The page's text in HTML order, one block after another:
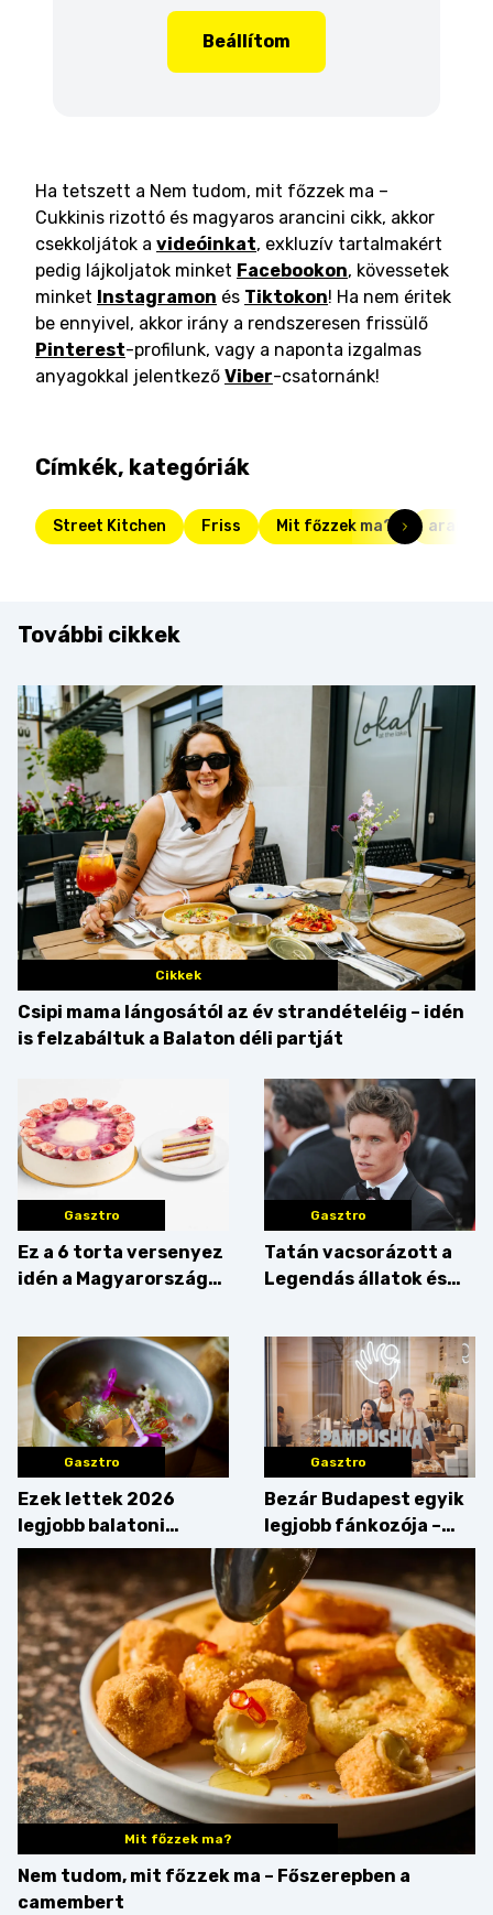
Beállítom
Ha tetszett a Nem tudom, mit főzzek ma –
Cukkinis rizottó és magyaros arancini cikk, akkor
csekkoljátok a videóinkat, exkluzív tartalmakért
pedig lájkoljatok minket Facebookon, kövessetek
minket Instagramon és Tiktokon! Ha nem éritek
be ennyivel, akkor irány a rendszeresen frissülő
Pinterest-profilunk, vagy a naponta izgalmas
anyagokkal jelentkező Viber-csatornánk!
Címkék, kategóriák
Street Kitchen Friss Mit főzzek ma? arancini
További cikkek
Cikkek
Csipi mama lángosától az év strandételéig – idén
is felzabáltuk a Balaton déli partját
Gasztro
Ez a 6 torta versenyez
idén a Magyarország
Gasztro
Tatán vacsorázott a
Legendás állatok és
Gasztro
Ezek lettek 2026
legjobb balatoni
strandételei –
végigkóstoltuk a
győzteseket
Gasztro
Bezár Budapest egyik
legjobb fánkozója –
búcsúzik a Pampushka
Mit főzzek ma?
Nem tudom, mit főzzek ma – Főszerepben a
camembert